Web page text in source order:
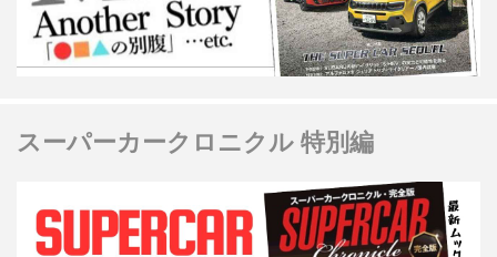
スーパーカークロニクル 特別編